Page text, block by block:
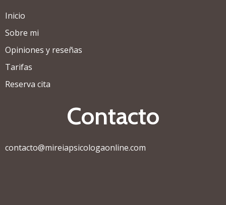
Inicio
Sobre mi
Opiniones y reseñas
Tarifas
Reserva cita
Contacto
contacto@mireiapsicologaonline.com